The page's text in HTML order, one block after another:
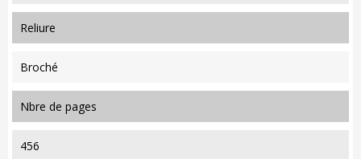
reliure
Broché
nbre de pages
456